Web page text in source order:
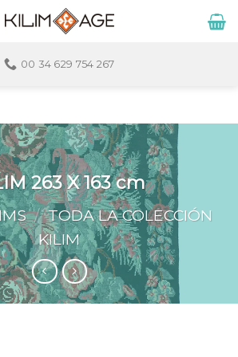
00 34 629 754 267
263 X 163 cm
/ TODA LA COLECCIÓN
KILIM